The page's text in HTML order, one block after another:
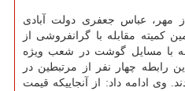
مهر، عباس جعفری دولت آبادی
كمیته مقابله با گرانفروشی از
با مسایل گوشت در شعب ویژه
رابطه چهار نفر از مرتبطین در
وی ادامه داد: از آنجاییكه قیمت